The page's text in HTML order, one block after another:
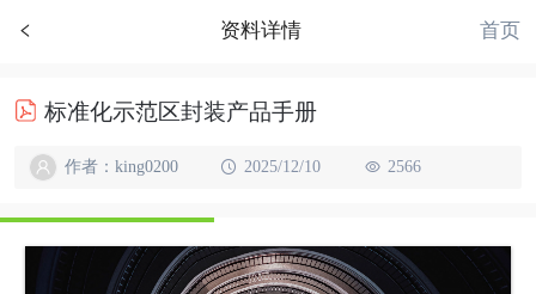
资料详情 首页
标准化示范区封装产品手册
作者：king0200 2025/12/10 2566